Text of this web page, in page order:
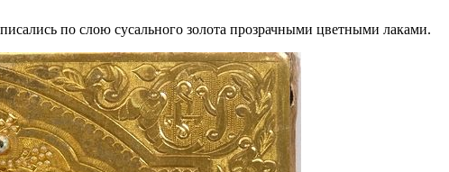
по слою сусального золота прозрачными цветными лаками.